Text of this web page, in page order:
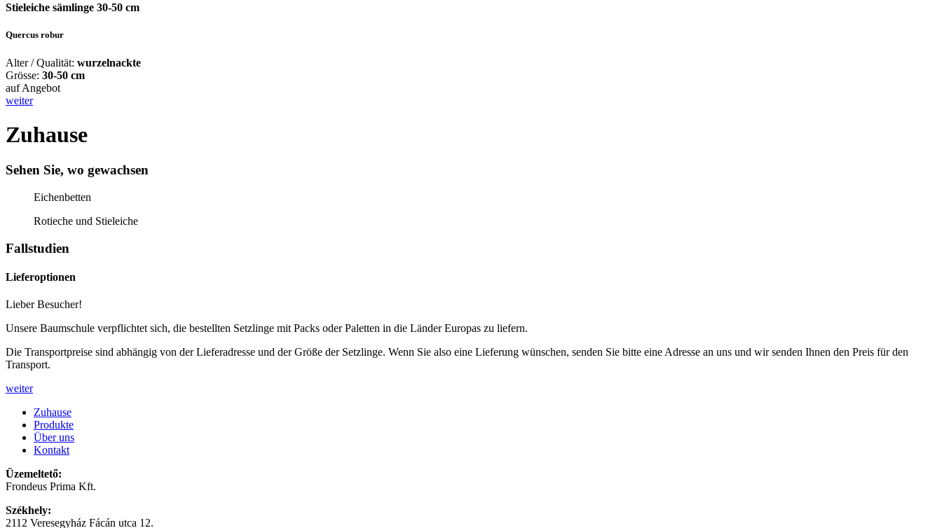
Stieleiche sämlinge 30-50 cm
Quercus robur
Alter / Qualität: wurzelnackte
Grösse: 30-50 cm
auf Angebot
weiter
Zuhause
Sehen Sie, wo gewachsen
Eichenbetten
Rotieche und Stieleiche
Fallstudien
Lieferoptionen
Lieber Besucher!
Unsere Baumschule verpflichtet sich, die bestellten Setzlinge mit Packs oder Paletten in die Länder Europas zu liefern.
Die Transportpreise sind abhängig von der Lieferadresse und der Größe der Setzlinge. Wenn Sie also eine Lieferung wünschen, senden Sie bitte eine Adresse an uns und wir senden Ihnen den Preis für den
Transport.
weiter
Zuhause
Produkte
Über uns
Kontakt
Üzemeltető:
Frondeus Prima Kft.
Székhely:
2112 Veresegyház Fácán utca 12.